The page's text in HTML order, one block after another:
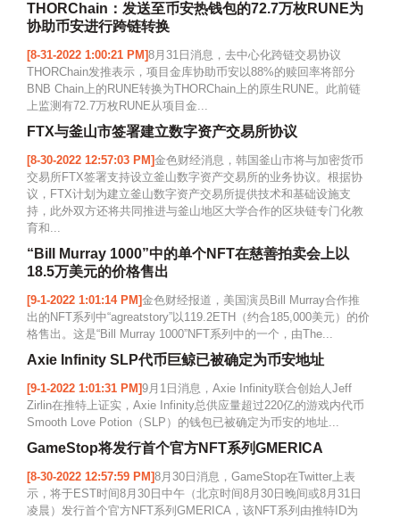
THORChain：发送至币安热钱包的72.7万枚RUNE为
协助币安进行跨链转换
[8-31-2022 1:00:21 PM]8月31日消息，去中心化跨链交易协议
THORChain发推表示，项目金库协助币安以88%的赎回率将部分
BNB Chain上的RUNE转换为THORChain上的原生RUNE。此前链
上监测有72.7万枚RUNE从项目金...
FTX与釜山市签署建立数字资产交易所协议
[8-30-2022 12:57:03 PM]金色财经消息，韩国釜山市将与加密货币
交易所FTX签署支持设立釜山数字资产交易所的业务协议。根据协
议，FTX计划为建立釜山数字资产交易所提供技术和基础设施支
持，此外双方还将共同推进与釜山地区大学合作的区块链专门化教
育和...
“Bill Murray 1000”中的单个NFT在慈善拍卖会上以
18.5万美元的价格售出
[9-1-2022 1:01:14 PM]金色财经报道，美国演员Bill Murray合作推
出的NFT系列中“agreatstory”以119.2ETH（约合185,000美元）的价
格售出。这是“Bill Murray 1000”NFT系列中的一个，由The...
Axie Infinity SLP代币巨鲸已被确定为币安地址
[9-1-2022 1:01:31 PM]9月1日消息，Axie Infinity联合创始人Jeff
Zirlin在推特上证实，Axie Infinity总供应量超过220亿的游戏内代币
Smooth Love Potion（SLP）的钱包已被确定为币安的地址...
GameStop将发行首个官方NFT系列GMERICA
[8-30-2022 12:57:59 PM]8月30日消息，GameStop在Twitter上表
示，将于EST时间8月30日中午（北京时间8月30日晚间或8月31日
凌晨）发行首个官方NFT系列GMERICA，该NFT系列由推特ID为